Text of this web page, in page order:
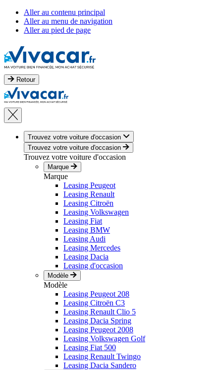
Aller au contenu principal
Aller au menu de navigation
Aller au pied de page
Retour
Trouvez votre voiture d'occasion
Trouvez votre voiture d'occasion
Trouvez votre voiture d'occasion
Marque
Marque
Leasing Peugeot
Leasing Renault
Leasing Citroën
Leasing Volkswagen
Leasing Fiat
Leasing BMW
Leasing Audi
Leasing Mercedes
Leasing Dacia
Leasing d'occasion
Modèle
Modèle
Leasing Peugeot 208
Leasing Citroën C3
Leasing Renault Clio 5
Leasing Dacia Spring
Leasing Peugeot 2008
Leasing Volkswagen Golf
Leasing Fiat 500
Leasing Renault Twingo
Leasing Dacia Sandero